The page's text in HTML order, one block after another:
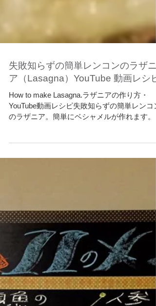
失敗知らずの簡単レンコンのラザニ
ア（Lasagna）YouTube 動画レシピ
How to make Lasagna.ラザニアの作り方・
のラザニア。簡単にベシャメルが作れます。